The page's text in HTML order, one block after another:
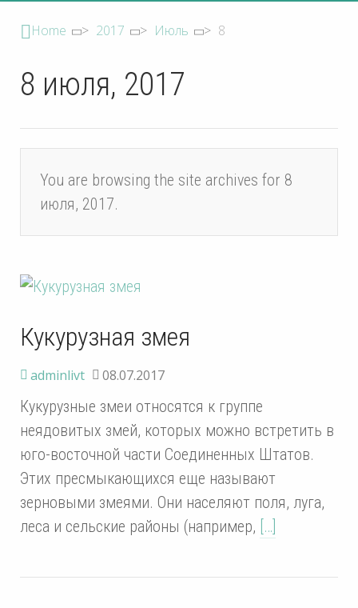
Home > 2017 > Июль > 8
8 июля, 2017
You are browsing the site archives for 8
июля, 2017.
Кукурузная змея
adminlivt 08.07.2017
Кукурузные змеи относятся к группе
неядовитых змей, которых можно встретить в
юго-восточной части Соединенных Штатов.
Этих пресмыкающихся еще называют
зерновыми змеями. Они населяют поля, луга,
леса и сельские районы (например, […]